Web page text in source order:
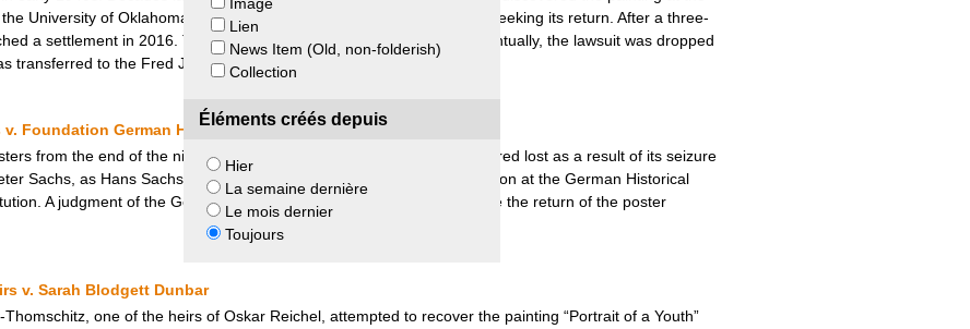
Lien
News Item (Old, non-folderish)
Collection
Éléments créés depuis
Hier
La semaine dernière
Le mois dernier
Toujours
University of Oklahoma, and initiated a lawsuit in the United States seeking its return. After a three-
a settlement in 2016. The latter was denounced by Ms. Meyer. Eventually, the lawsuit was dropped
transferred to the Fred Jones Jr. Museum of Art.
Foundation German Historical Museum
from the end of the nineteenth century. This collection was considered lost as a result of its seizure
Sachs, as Hans Sachs’ son and sole heir, located his father’s collection at the German Historical
A judgment of the German Federal Court of Justice made possible the return of the poster
v. Sarah Blodgett Dunbar
one of the heirs of Oskar Reichel, attempted to recover the painting “Portrait of a Youth”